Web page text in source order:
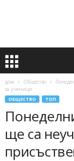
дом Общество
за ученици
ОБЩЕСТВО ТОП
ще са